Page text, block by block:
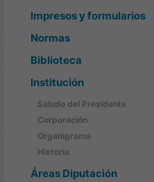
Impresos y formularios
Normas
Biblioteca
Institución
Saludo del Presidente
Corporación
Organigrama
Historia
Áreas Diputación